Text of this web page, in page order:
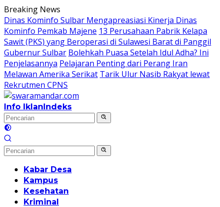
Langsung
ke
konten
Breaking News
Dinas Kominfo Sulbar Mengapreasiasi Kinerja Dinas
Kominfo Pemkab Majene 13 Perusahaan Pabrik Kelapa
Sawit (PKS) yang Beroperasi di Sulawesi Barat di Panggil
Gubernur Sulbar Bolehkah Puasa Setelah Idul Adha? Ini
Penjelasannya Pelajaran Penting dari Perang Iran
Melawan Amerika Serikat Tarik Ulur Nasib Rakyat lewat
Rekrutmen CPNS
Info IklanIndeks
Kabar Desa
Kampus
Kesehatan
Kriminal